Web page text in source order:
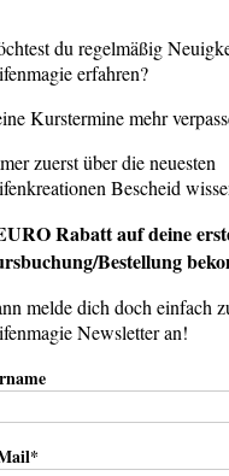
0,1
„Pur“ mit Bio-Mandelöl
Haut
0,1
du regelmäßig
erfahren?
Kurstermine mehr
zuerst über die neuesten
Bescheid
Rabatt auf deine
Bestellung
melde dich doch einfach
Newsletter an!